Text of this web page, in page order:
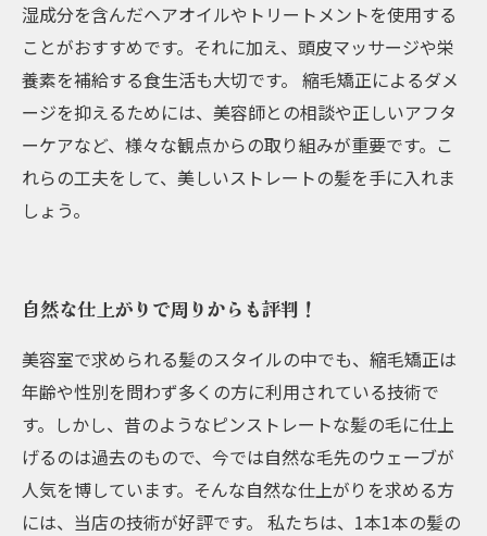
湿成分を含んだヘアオイルやトリートメントを使用する
ことがおすすめです。それに加え、頭皮マッサージや栄
養素を補給する食生活も大切です。 縮毛矯正によるダメ
ージを抑えるためには、美容師との相談や正しいアフタ
ーケアなど、様々な観点からの取り組みが重要です。こ
れらの工夫をして、美しいストレートの髪を手に入れま
しょう。
自然な仕上がりで周りからも評判！
美容室で求められる髪のスタイルの中でも、縮毛矯正は
年齢や性別を問わず多くの方に利用されている技術で
す。しかし、昔のようなピンストレートな髪の毛に仕上
げるのは過去のもので、今では自然な毛先のウェーブが
人気を博しています。そんな自然な仕上がりを求める方
には、当店の技術が好評です。 私たちは、1本1本の髪の